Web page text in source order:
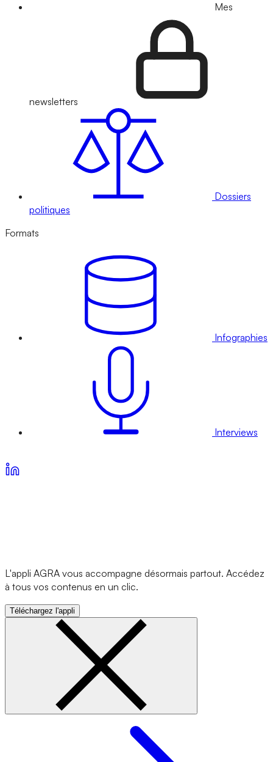
Mes
newsletters
Dossiers
politiques
Formats
Infographies
Interviews
L'appli AGRA vous accompagne désormais partout. Accédez
à tous vos contenus en un clic.
Téléchargez l'appli